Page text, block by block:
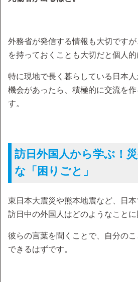
外務省が発信する情報も大切です
を持っておくことも大切だと個人的
特に現地で長く暮らしている日本
機会があったら、積極的に交流を
す。
訪日外国人から学ぶ！
な「困りごと」
東日本大震災や熊本地震など、日
訪日中の外国人はどのようなこと
彼らの言葉を聞くことで、自分の
できるはずです。